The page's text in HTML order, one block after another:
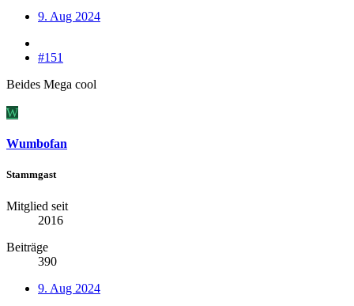
9. Aug 2024
#151
Beides Mega cool
W
Wumbofan
Stammgast
Mitglied seit
2016
Beiträge
390
9. Aug 2024